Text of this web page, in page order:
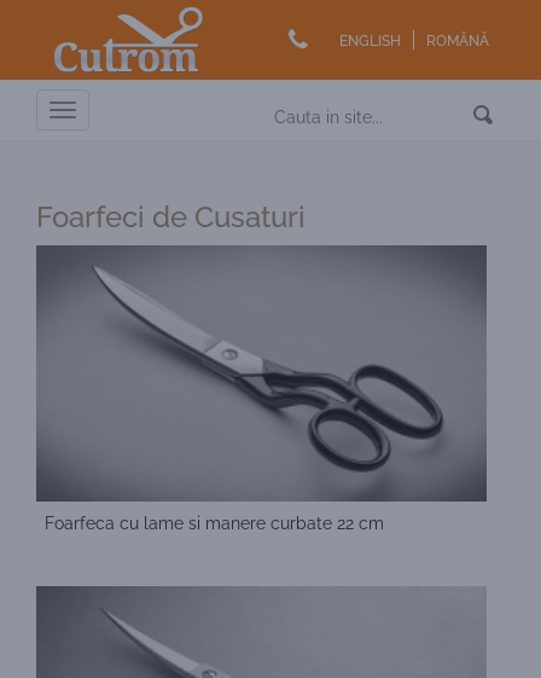
ENGLISH ROMÂNĂ
Toggle
Foarfeci de Cusaturi
Foarfeca cu lame si manere curbate 22 cm